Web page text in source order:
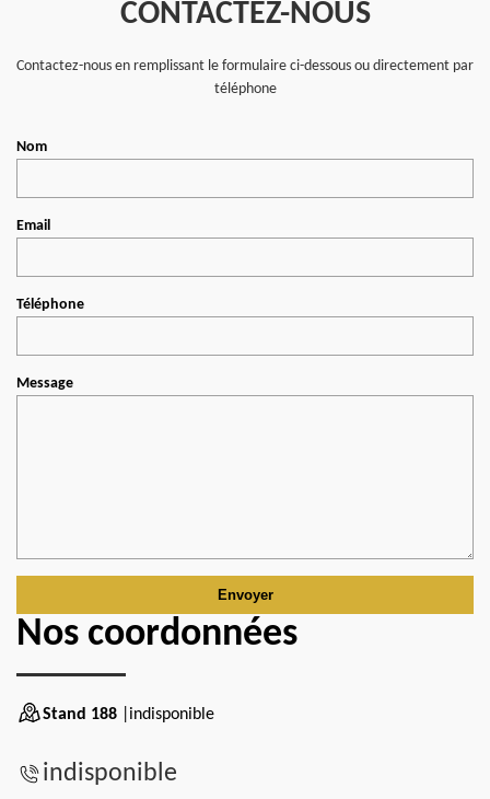
CONTACTEZ-NOUS
Contactez-nous en remplissant le formulaire ci-dessous ou directement par
téléphone
Nom
Email
Téléphone
Message
Nos coordonnées
Stand 188 |indisponible
indisponible